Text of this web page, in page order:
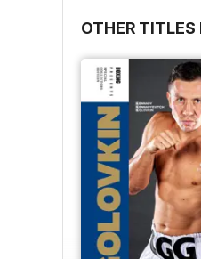
OTHER